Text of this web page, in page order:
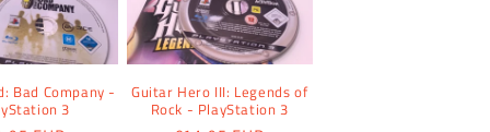
Bad Company -
3
Guitar Hero III: Legends of
Rock - PlayStation 3